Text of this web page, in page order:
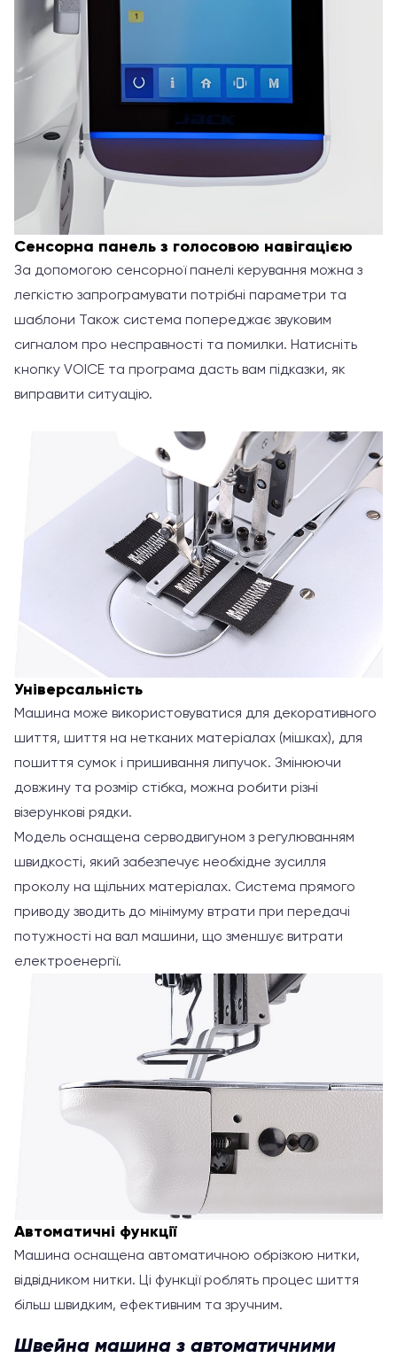
Сенсорна панель з голосовою навігацією
За допомогою сенсорної панелі керування можна з
легкістю запрограмувати потрібні параметри та
шаблони Також система попереджає звуковим
сигналом про несправності та помилки. Натисніть
кнопку VOICE та програма дасть вам підказки, як
виправити ситуацію.
Універсальність
Машина може використовуватися для декоративного
шиття, шиття на нетканих матеріалах (мішках), для
пошиття сумок і пришивання липучок. Змінюючи
довжину та розмір стібка, можна робити різні
візерункові рядки.
Модель оснащена серводвигуном з регулюванням
швидкості, який забезпечує необхідне зусилля
проколу на щільних матеріалах. Система прямого
приводу зводить до мінімуму втрати при передачі
потужності на вал машини, що зменшує витрати
електроенергії.
Автоматичні функції
Машина оснащена автоматичною обрізкою нитки,
відвідником нитки. Ці функції роблять процес шиття
більш швидким, ефективним та зручним.
Швейна машина з автоматичними